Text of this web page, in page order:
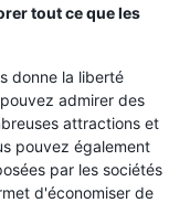
tout ce que les
donne la liberté
admirer des
attractions et
pouvez également
par les sociétés
d'économiser de